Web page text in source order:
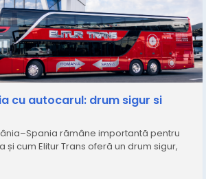
o-alegere-de-incredere/
niciodată doar practică. Este despre
și siguranță. Este despre cum ajungi
cu bagajele potrivite și cu
este pe mâini bune.
drumul-dintre-romania-si-
decat-o-calatorie-o-legatura-cu-
cu autocarul: drum sigur si
rămâne importantă pentru
cum Elitur Trans oferă un drum sigur,